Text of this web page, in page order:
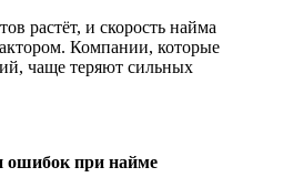
растёт, и скорость найма
Компании, которые
чаще теряют сильных
при найме